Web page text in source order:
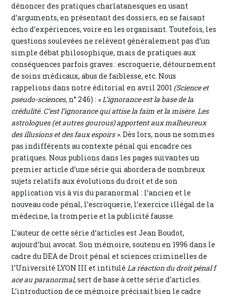
dénoncer des pratiques charlatanesques en usant
d’arguments, en présentant des dossiers, en se faisant
écho d’expériences, voire en les organisant. Toutefois, les
questions soulevées ne relèvent généralement pas d’un
simple débat philosophique, mais de pratiques aux
conséquences parfois graves : escroquerie, détournement
de soins médicaux, abus de faiblesse, etc. Nous
rappelions dans notre éditorial en avril 2001 (Science et
pseudo-sciences, n° 246) : « L’ignorance est la base de la
crédulité. C’est l’ignorance qui attise la faim et la misère. Les
astrologues (et autres gourous) apportent aux malheureux
des illusions et des faux espoirs ».Dès lors, nous ne sommes
pas indifférents au contexte pénal qui encadre ces
pratiques. Nous publions dans les pages suivantes un
premier article d’une série qui abordera de nombreux
sujets relatifs aux évolutions du droit et de son
application vis à vis du paranormal : l’ancien et le
nouveau code pénal, l’escroquerie, l’exercice illégal de la
médecine, la tromperie et la publicité fausse.
L’auteur de cette série d’articles est Jean Boudot,
aujourd’hui avocat. Son mémoire, soutenu en 1996 dans le
cadre du DEA de Droit pénal et sciences criminelles de
l’Université LYON III et intituléLa réaction du droit pénal f
ace au paranormal,sert de base à cette série d’articles.
L’introduction de ce mémoire précisait bien le cadre